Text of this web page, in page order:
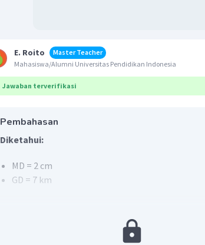
E. Roito
Master Teacher
Mahasiswa/Alumni Universitas Pendidikan Indonesia
Jawaban terverifikasi
Pembahasan
Diketahui:
MD = 2 cm
GD = 7 km
Berapa skala angka yang direpresentasikan